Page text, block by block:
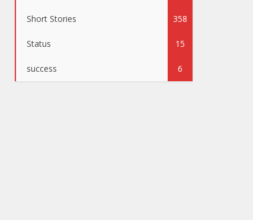
Short Stories 358
Status 15
success 6